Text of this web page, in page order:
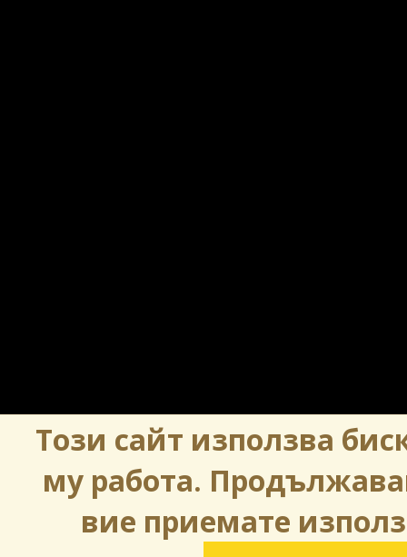
Този сайт използва
му работа.
вие приемате